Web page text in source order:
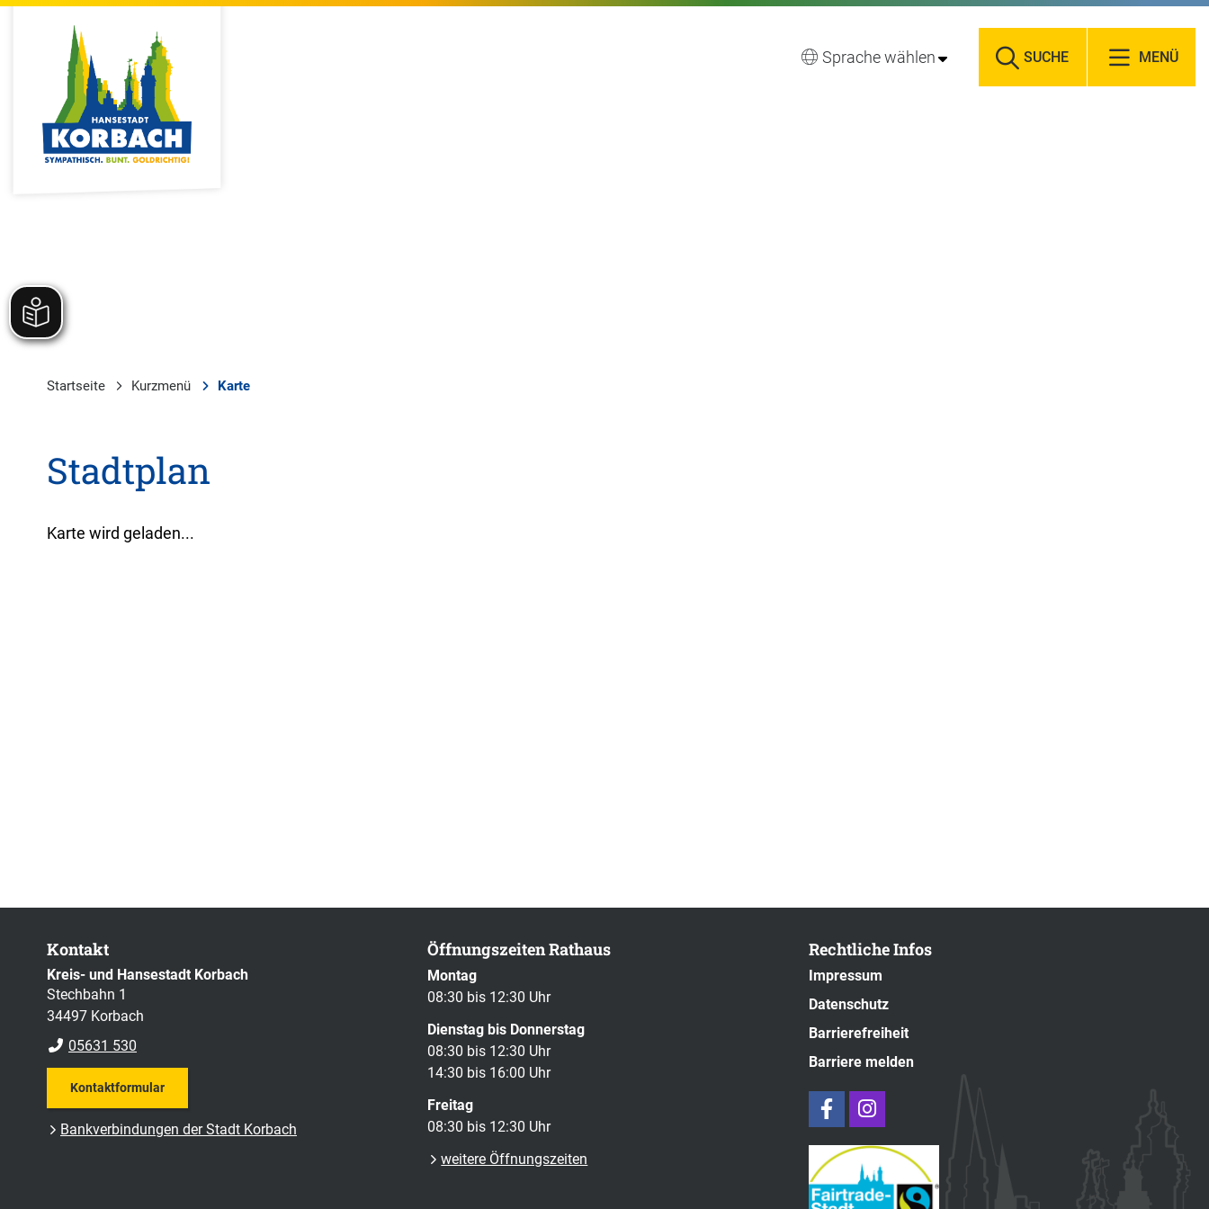
Sprache wählen SUCHE MENÜ
Startseite Kurzmenü Karte
Stadtplan
Karte wird geladen...
Kontakt
Kreis- und Hansestadt Korbach
Stechbahn 1
34497 Korbach
05631 530
Kontaktformular
Bankverbindungen der Stadt Korbach
Öffnungszeiten Rathaus
Montag
08:30 bis 12:30 Uhr
Dienstag bis Donnerstag
08:30 bis 12:30 Uhr
14:30 bis 16:00 Uhr
Freitag
08:30 bis 12:30 Uhr
weitere Öffnungszeiten
Rechtliche Infos
Impressum
Datenschutz
Barrierefreiheit
Barriere melden